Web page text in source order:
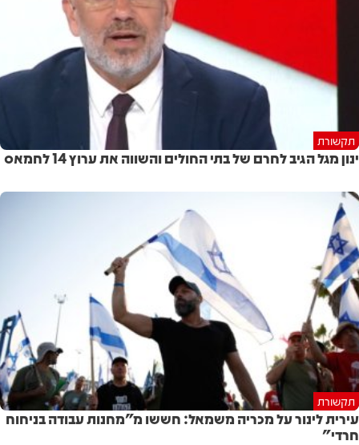
תקשורת
ינון מגל הגיב לחרם של בתי החולים והשווה את ערוץ 14 לחמאס
תקשורת
עירית לינור על מכריה משמאל: חששו מ״מחנות עבודה בניחוח
חרדי״